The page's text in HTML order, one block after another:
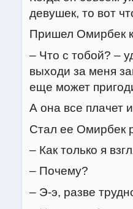
девушек, то вот
Пришел Омирбек к
– Что с тобой? –
выходи за меня
еще может
А она все плачет
Стал ее Омирбек
– Как только я
– Почему?
– Э-э, разве